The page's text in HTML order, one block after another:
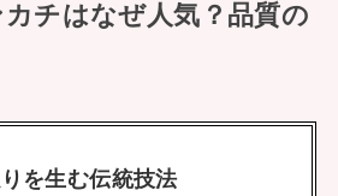
チはなぜ人気？品質の
を生む伝統技法